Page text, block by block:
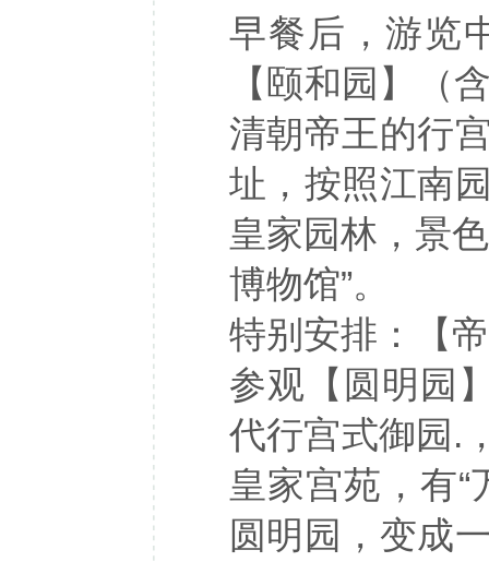
早餐后，游览
【颐和园】（
清朝帝王的行
址，按照江南
皇家园林，景
博物馆”。
特别安排：【
参观【圆明园
代行宫式御园.
皇家宫苑，有
圆明园，变成